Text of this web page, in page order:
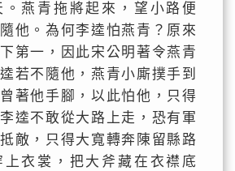
。燕青拖將起來，望小路便
他。為何李逵怕燕青？原來
第一，因此宋公明著令燕青
若不隨他，燕青小廝撲手到
著他手腳，以此怕他，只得
逵不敢從大路上走，恐有軍
敵，只得大寬轉奔陳留縣路
上衣裳，把大斧藏在衣襟底